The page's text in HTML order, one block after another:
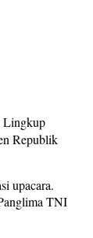
Lingkup
Republik
upacara.
TNI